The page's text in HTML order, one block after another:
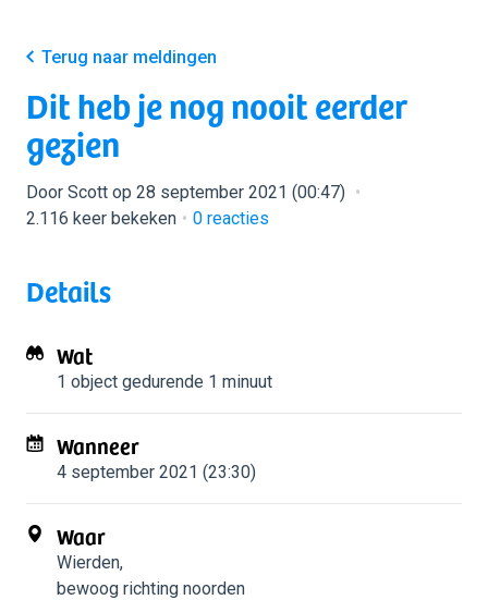
Terug naar meldingen
Dit heb je nog nooit eerder
gezien
Door Scott op 28 september 2021 (00:47)
2.116 keer bekeken
0 reacties
Details
Wat
1 object gedurende 1 minuut
Wanneer
4 september 2021 (23:30)
Waar
Wierden,
bewoog richting noorden